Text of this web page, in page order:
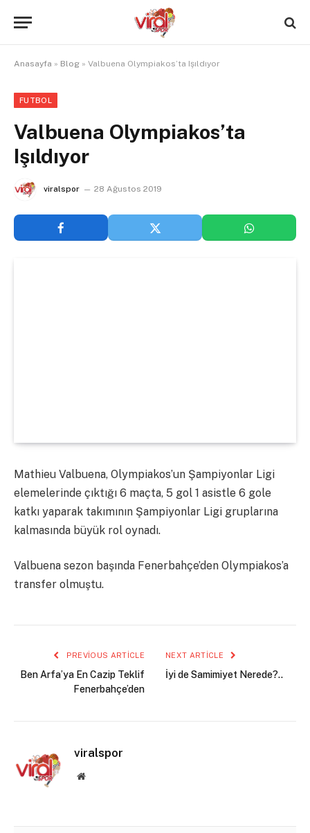
Anasayfa » Blog » Valbuena Olympiakos’ta Işıldıyor
FUTBOL
Valbuena Olympiakos’ta
Işıldıyor
viralspor 28 Ağustos 2019
Mathieu Valbuena, Olympiakos’un Şampiyonlar Ligi
elemelerinde çıktığı 6 maçta, 5 gol 1 asistle 6 gole
katkı yaparak takımının Şampiyonlar Ligi gruplarına
kalmasında büyük rol oynadı.
Valbuena sezon başında Fenerbahçe’den Olympiakos’a
transfer olmuştu.
PREVIOUS ARTICLE
Ben Arfa’ya En Cazip Teklif
Fenerbahçe’den
NEXT ARTICLE
İyi de Samimiyet Nerede?..
viralspor
Website